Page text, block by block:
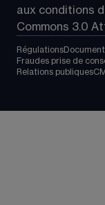
aux conditions
Commons 3.0
Régulations
Fraudes prise de
Relations publiques